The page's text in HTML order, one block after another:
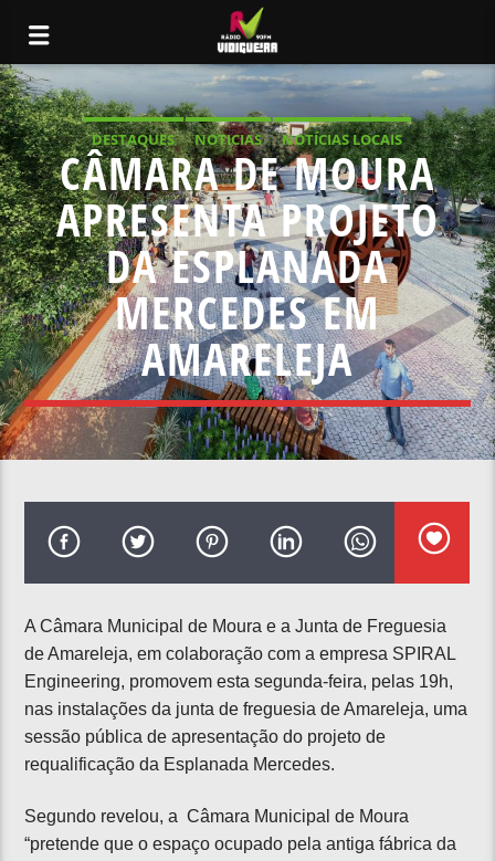
DESTAQUES NOTICIAS
NOTÍCIAS LOCAIS
NOTÍCIAS NACIONAIS
CÂMARA DE MOURA
APRESENTA PROJETO
DA ESPLANADA
MERCEDES EM
AMARELEJA
A Câmara Municipal de Moura e a Junta de Freguesia
de Amareleja, em colaboração com a empresa SPIRAL
Engineering, promovem esta segunda-feira, pelas 19h,
nas instalações da junta de freguesia de Amareleja, uma
sessão pública de apresentação do projeto de
requalificação da Esplanada Mercedes.
Segundo revelou, a Câmara Municipal de Moura
“pretende que o espaço ocupado pela antiga fábrica da